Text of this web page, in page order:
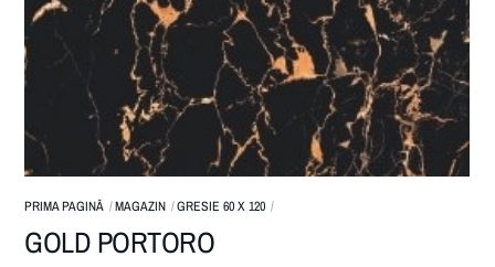
PRIMA PAGINĂ MAGAZIN GRESIE 60 X 120
GOLD PORTORO